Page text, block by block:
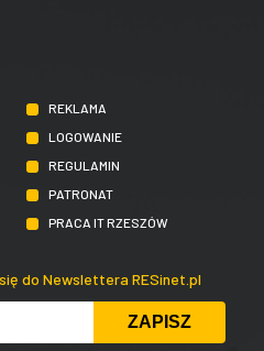
REKLAMA
LOGOWANIE
REGULAMIN
PATRONAT
PRACA IT RZESZÓW
do Newslettera RESinet.pl